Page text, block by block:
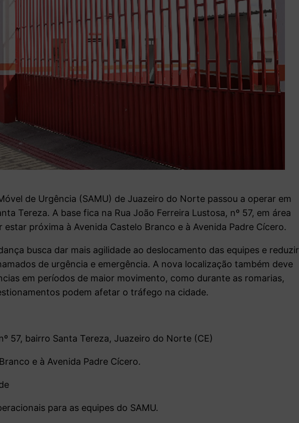
de Urgência (SAMU) de Juazeiro do Norte passou a operar em
Tereza. A base fica na Rua João Ferreira Lustosa, nº 57, em área
próxima à Avenida Castelo Branco e à Avenida Padre Cícero.
busca dar mais agilidade ao deslocamento das equipes e reduzir
de urgência e emergência. A nova localização também deve
em períodos de maior movimento, como durante as romarias,
podem afetar o tráfego na cidade.
57, bairro Santa Tereza, Juazeiro do Norte (CE)
e à Avenida Padre Cícero.
para as equipes do SAMU.